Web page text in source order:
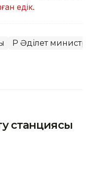
едік.
ҚР Әділет
станциясы